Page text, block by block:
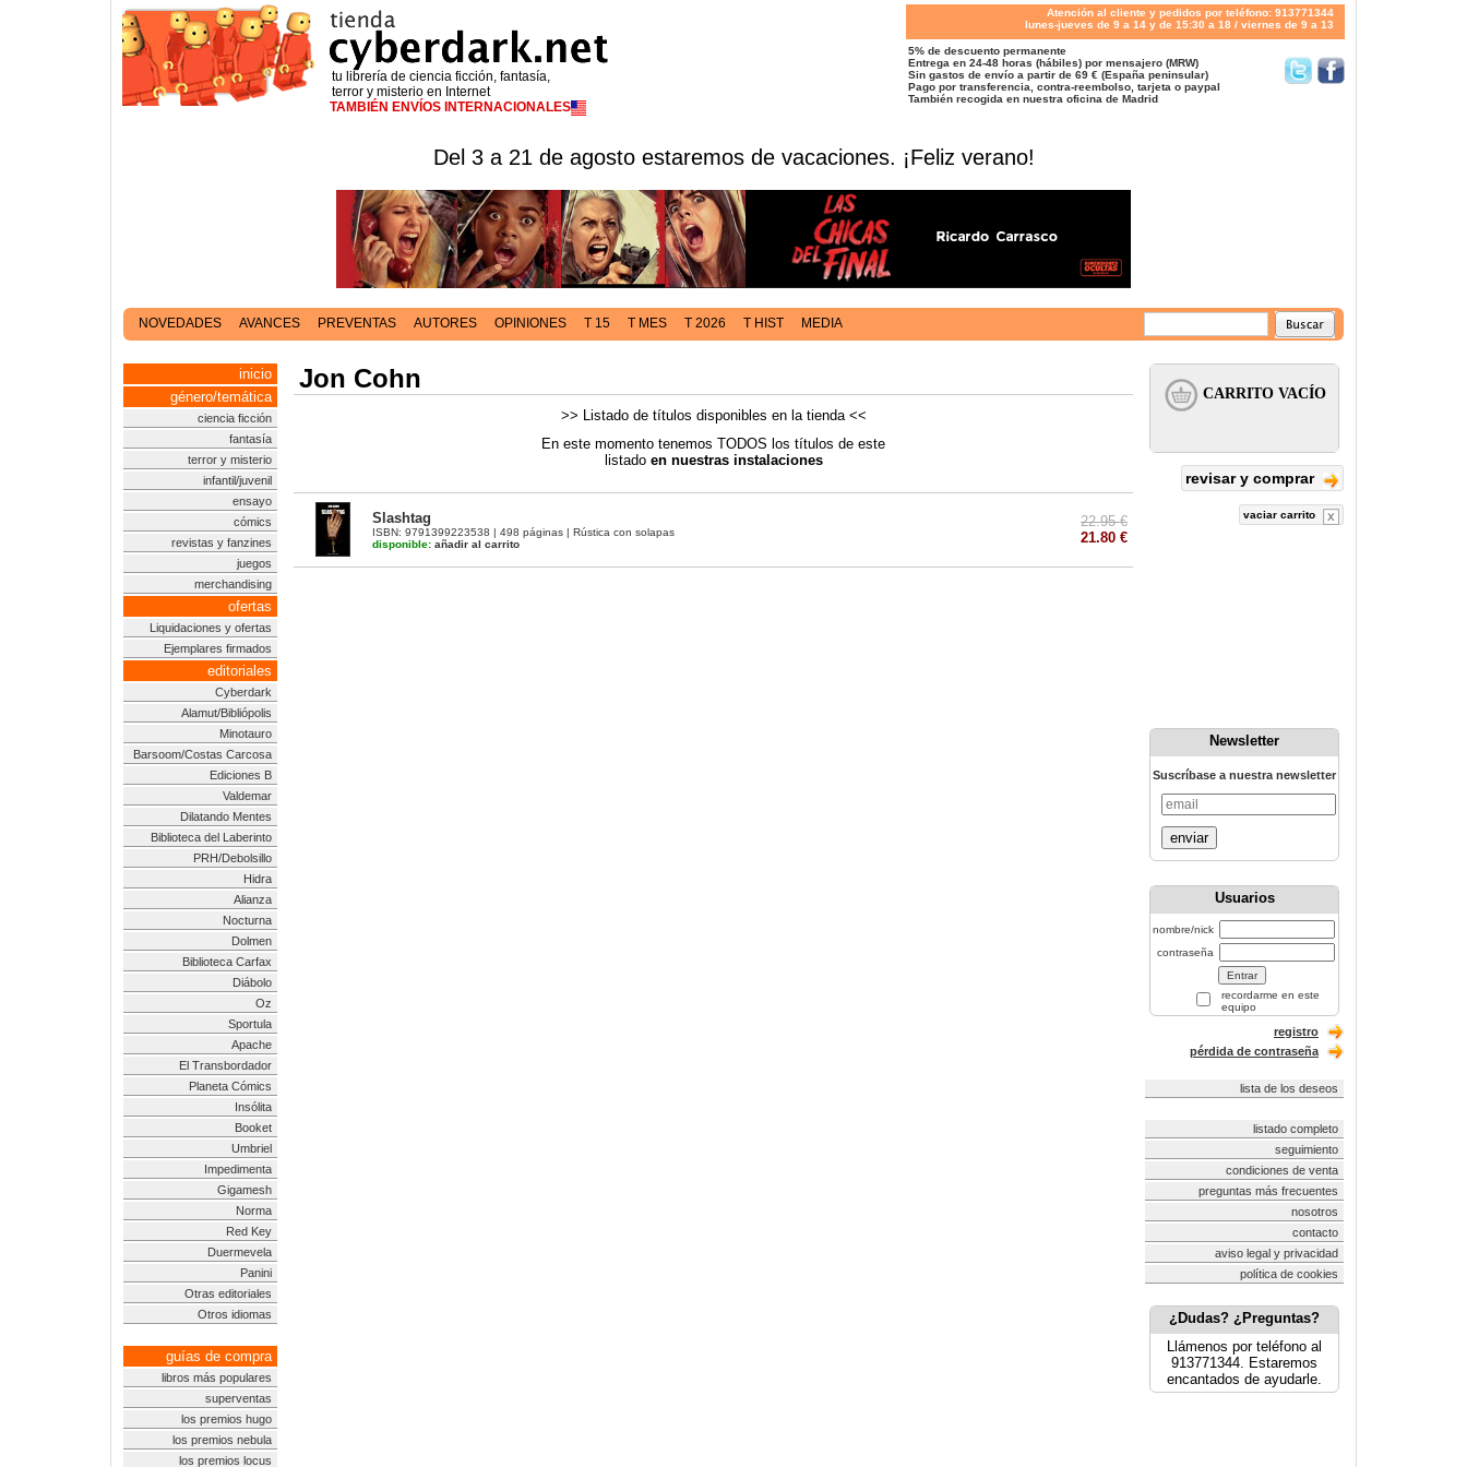
tu librería de ciencia ficción, fantasía,
terror y misterio en Internet
TAMBIÉN ENVÍOS INTERNACIONALES
Atención al cliente y pedidos por teléfono: 913771344
lunes-jueves de 9 a 14 y de 15:30 a 18 / viernes de 9 a 13
5% de descuento permanente
Entrega en 24-48 horas (hábiles) por mensajero (MRW)
Sin gastos de envío a partir de 69 € (España peninsular)
Pago por transferencia, contra-reembolso, tarjeta o paypal
También recogida en nuestra oficina de Madrid
Del 3 a 21 de agosto estaremos de vacaciones. ¡Feliz verano!
NOVEDADES AVANCES PREVENTAS AUTORES OPINIONES T 15 T MES T 2026 T HIST MEDIA
inicio
género/temática
ciencia ficción
fantasía
terror y misterio
infantil/juvenil
ensayo
cómics
revistas y fanzines
juegos
merchandising
ofertas
Liquidaciones y ofertas
Ejemplares firmados
editoriales
Cyberdark
Alamut/Bibliópolis
Minotauro
Barsoom/Costas Carcosa
Ediciones B
Valdemar
Dilatando Mentes
Biblioteca del Laberinto
PRH/Debolsillo
Hidra
Alianza
Nocturna
Dolmen
Biblioteca Carfax
Diábolo
Oz
Sportula
Apache
El Transbordador
Planeta Cómics
Insólita
Booket
Umbriel
Impedimenta
Gigamesh
Norma
Red Key
Duermevela
Panini
Otras editoriales
Otros idiomas
guías de compra
libros más populares
superventas
los premios hugo
los premios nebula
los premios locus
Jon Cohn
>> Listado de títulos disponibles en la tienda <<
En este momento tenemos TODOS los títulos de este
listado en nuestras instalaciones
Slashtag
ISBN: 9791399223538 | 498 páginas | Rústica con solapas
disponible: añadir al carrito
22.95 €
21.80 €
revisar y comprar
vaciar carrito
Newsletter
Suscríbase a nuestra newsletter
enviar
Usuarios
nombre/nick
contraseña
recordarme en este
equipo
registro
pérdida de contraseña
lista de los deseos
listado completo
seguimiento
condiciones de venta
preguntas más frecuentes
nosotros
contacto
aviso legal y privacidad
política de cookies
¿Dudas? ¿Preguntas?
Llámenos por teléfono al
913771344. Estaremos
encantados de ayudarle.